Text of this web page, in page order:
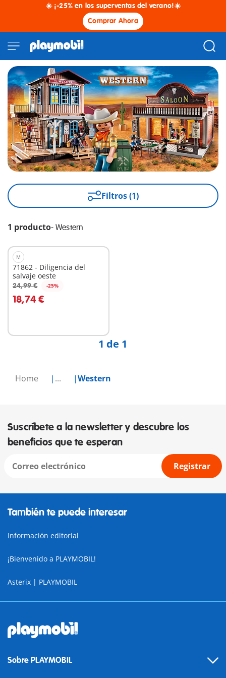
☀️ ¡-25% en los superventas del verano!☀️
Comprar Ahora
Home ... Western
Filtros (1)
1 producto- Western
M
71862 - Diligencia del
salvaje oeste
24,99 € -25%
18,74 €
A la cesta
1 de 1
Suscríbete a la newsletter y descubre los
beneficios que te esperan
Registrar
También te puede interesar
Información editorial
¡Bienvenido a PLAYMOBIL!
Asterix | PLAYMOBIL
Sobre PLAYMOBIL